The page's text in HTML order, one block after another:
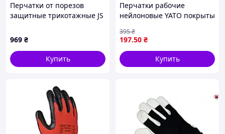
Перчатки от порезов
защитные трикотажные JS
KEVTEN Y 7 – 2 шт.
969 ₴
Купить
Перчатки рабочие
нейлоновые YATO покрыты
накрапкой, размер 9,
чернр-серые [12]
197.50 ₴
395₴
Купить